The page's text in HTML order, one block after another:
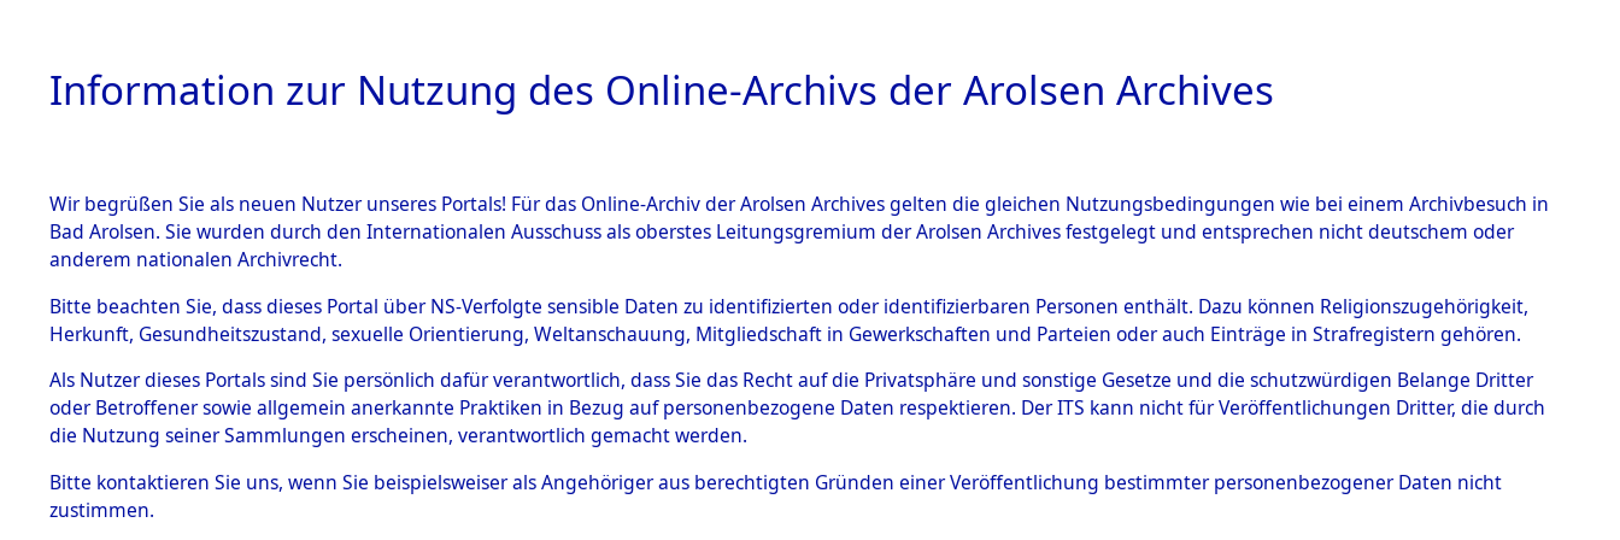
HOME BESTANDSBESCHREIBUNG ARCHIVALE ÜBERSICHT BILD
BESTÄNDE
Inhaftierungsdoku
mente
5. Verschiedenes
Todesmärsche
5.3.1 Alliierte
Anfragen an den ITS und Nachforschungen bezüglich
Todesmärschen→0001 (84625745)→0041 (84625787)
0041 (84625787)
Information zur Nutzung des Online-Archivs der Arolsen Archives
Wir begrüßen Sie als neuen Nutzer unseres Portals! Für das Online-Archiv der Arolsen Archives gelten die gleichen Nutzungsbedingungen wie bei einem Archivbesuch in
Bad Arolsen. Sie wurden durch den Internationalen Ausschuss als oberstes Leitungsgremium der Arolsen Archives festgelegt und entsprechen nicht deutschem oder
anderem nationalen Archivrecht.
Bitte beachten Sie, dass dieses Portal über NS-Verfolgte sensible Daten zu identifizierten oder identifizierbaren Personen enthält. Dazu können Religionszugehörigkeit,
Herkunft, Gesundheitszustand, sexuelle Orientierung, Weltanschauung, Mitgliedschaft in Gewerkschaften und Parteien oder auch Einträge in Strafregistern gehören.
Als Nutzer dieses Portals sind Sie persönlich dafür verantwortlich, dass Sie das Recht auf die Privatsphäre und sonstige Gesetze und die schutzwürdigen Belange Dritter
oder Betroffener sowie allgemein anerkannte Praktiken in Bezug auf personenbezogene Daten respektieren. Der ITS kann nicht für Veröffentlichungen Dritter, die durch
die Nutzung seiner Sammlungen erscheinen, verantwortlich gemacht werden.
Bitte kontaktieren Sie uns, wenn Sie beispielsweiser als Angehöriger aus berechtigten Gründen einer Veröffentlichung bestimmter personenbezogener Daten nicht
zustimmen.